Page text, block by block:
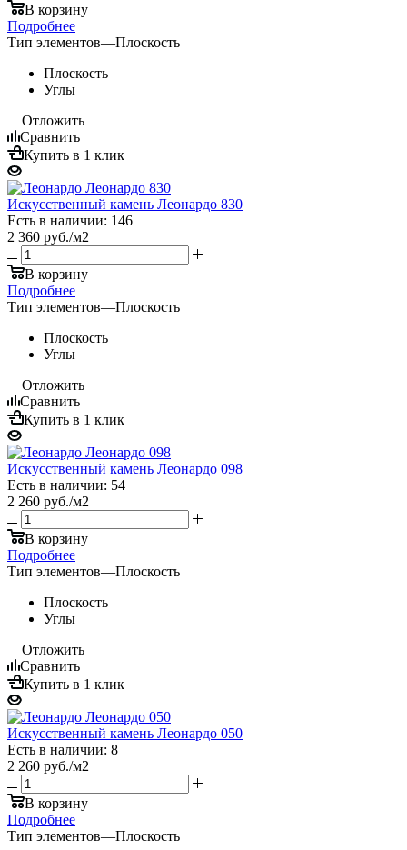
В корзину
Подробнее
Тип элементов—Плоскость
Плоскость
Углы
Отложить
Сравнить
Купить в 1 клик
Искусственный камень Леонардо 830
Есть в наличии: 146
2 360 руб./м2
В корзину
Подробнее
Тип элементов—Плоскость
Плоскость
Углы
Отложить
Сравнить
Купить в 1 клик
Искусственный камень Леонардо 098
Есть в наличии: 54
2 260 руб./м2
В корзину
Подробнее
Тип элементов—Плоскость
Плоскость
Углы
Отложить
Сравнить
Купить в 1 клик
Искусственный камень Леонардо 050
Есть в наличии: 8
2 260 руб./м2
В корзину
Подробнее
Тип элементов—Плоскость